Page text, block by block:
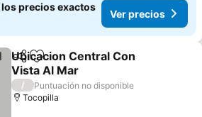
precios exactos
Ver precios
CompartirAgregar a favoritos
Ubicacion Central Con
Vista Al Mar
Ver precios
/
Puntuación no disponible
Tocopilla